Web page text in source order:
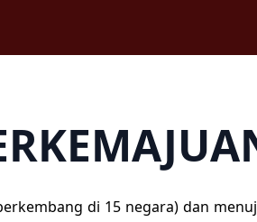
di 15 negara) dan